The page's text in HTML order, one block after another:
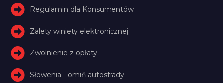
Regulamin dla Konsumentów
Zalety winiety elektronicznej
Zwolnienie z opłaty
Słowenia - omiń autostrady